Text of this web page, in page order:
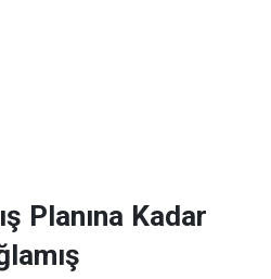
Planına Kadar